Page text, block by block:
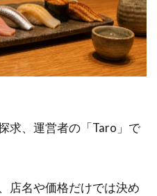
求、運営者の「Taro」で
店名や価格だけでは決め